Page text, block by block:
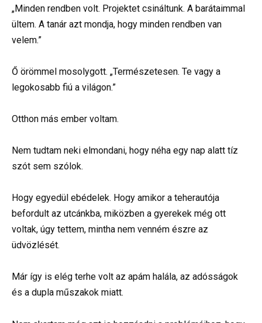
„Minden rendben volt. Projektet csináltunk. A barátaimmal
ültem. A tanár azt mondja, hogy minden rendben van
velem.”
Ő örömmel mosolygott. „Természetesen. Te vagy a
legokosabb fiú a világon.”
Otthon más ember voltam.
Nem tudtam neki elmondani, hogy néha egy nap alatt tíz
szót sem szólok.
Hogy egyedül ebédelek. Hogy amikor a teherautója
befordult az utcánkba, miközben a gyerekek még ott
voltak, úgy tettem, mintha nem venném észre az
üdvözlését.
Már így is elég terhe volt az apám halála, az adósságok
és a dupla műszakok miatt.